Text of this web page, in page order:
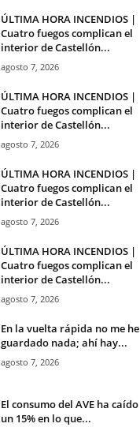
ÚLTIMA HORA INCENDIOS |
Cuatro fuegos complican el
interior de Castellón...
agosto 7, 2026
ÚLTIMA HORA INCENDIOS |
Cuatro fuegos complican el
interior de Castellón...
agosto 7, 2026
ÚLTIMA HORA INCENDIOS |
Cuatro fuegos complican el
interior de Castellón...
agosto 7, 2026
ÚLTIMA HORA INCENDIOS |
Cuatro fuegos complican el
interior de Castellón...
agosto 7, 2026
En la vuelta rápida no me he
guardado nada; ahí hay...
agosto 7, 2026
El consumo del AVE ha caído
un 15% en lo que...